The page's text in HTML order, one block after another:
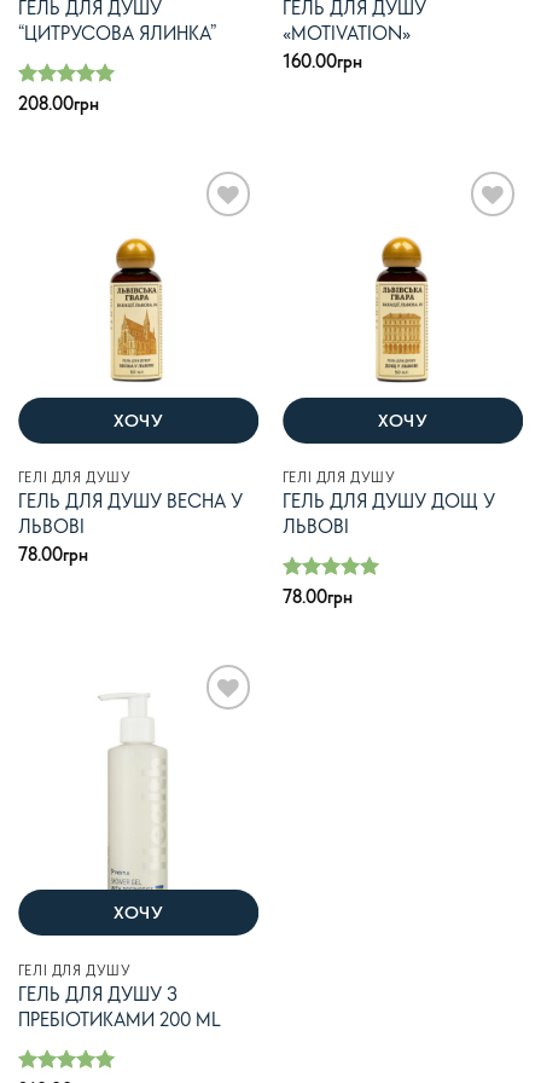
ГЕЛЬ ДЛЯ ДУШУ
“ЦИТРУСОВА ЯЛИНКА”
Оцінено в
208.00грн
ГЕЛЬ ДЛЯ ДУШУ
«MOTIVATION»
160.00грн
ХОЧУ
ГЕЛІ ДЛЯ ДУШУ
ГЕЛЬ ДЛЯ ДУШУ ВЕСНА У
ЛЬВОВІ
78.00грн
ХОЧУ
ГЕЛІ ДЛЯ ДУШУ
ГЕЛЬ ДЛЯ ДУШУ ДОЩ У
ЛЬВОВІ
Оцінено в
78.00грн
ХОЧУ
ГЕЛІ ДЛЯ ДУШУ
ГЕЛЬ ДЛЯ ДУШУ З
ПРЕБІОТИКАМИ 200 ML